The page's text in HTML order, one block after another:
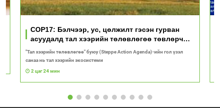
COP17: Бэлчээр, ус, цөлжилт гэсэн гурван
асуудалд тал хээрийн төлөвлөгөө төвлөрч
байна
"Тал хээрийн төлөвлөгөө" буюу (Steppe Action Agenda)-ийн гол үзэл
санаа нь тал хээрийн экосистеми
2 цаг 24 мин